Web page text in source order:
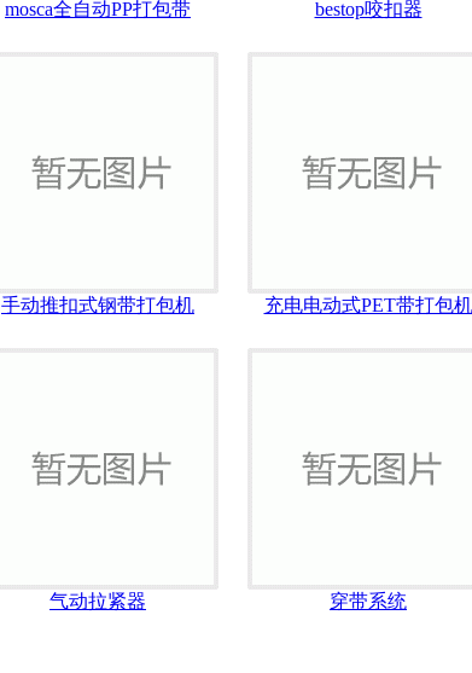
mosca全自动PP打包带 bestop咬扣器
手动推扣式钢带打包机 充电电动式PET带打包机
气动拉紧器 穿带系统